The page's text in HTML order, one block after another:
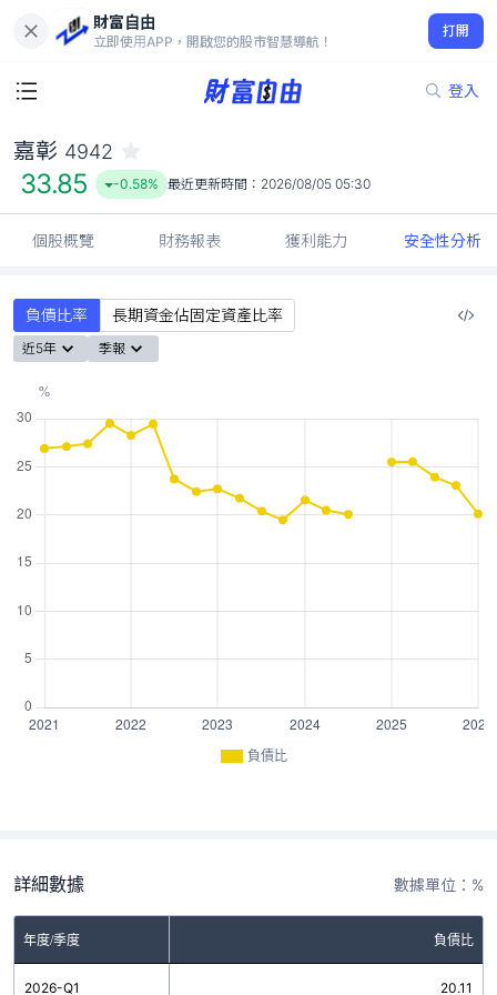
財富自由
立即使用APP，開啟您的股市智慧導航！
打開
登入
33.85
-0.58%
嘉彰 4942
33.85 -0.58% 最近更新時間： 2026/08/05 05:30
個股概覽 財務報表 獲利能力 安全性分析
負債比率 長期資金佔固定資產比率
近5年 季報
負債比
詳細數據 數據單位：%
年度/季度 負債比
2026-Q1 20.11